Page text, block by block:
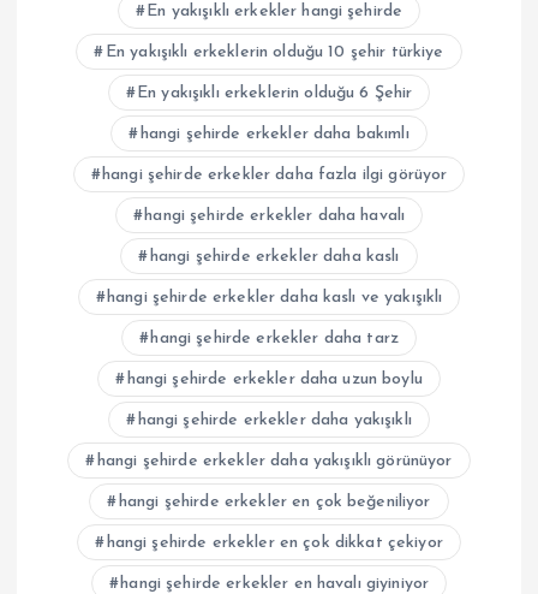
En yakışıklı erkekler hangi şehirde
En yakışıklı erkeklerin olduğu 10 şehir türkiye
En yakışıklı erkeklerin olduğu 6 Şehir
hangi şehirde erkekler daha bakımlı
hangi şehirde erkekler daha fazla ilgi görüyor
hangi şehirde erkekler daha havalı
hangi şehirde erkekler daha kaslı
hangi şehirde erkekler daha kaslı ve yakışıklı
hangi şehirde erkekler daha tarz
hangi şehirde erkekler daha uzun boylu
hangi şehirde erkekler daha yakışıklı
hangi şehirde erkekler daha yakışıklı görünüyor
hangi şehirde erkekler en çok beğeniliyor
hangi şehirde erkekler en çok dikkat çekiyor
hangi şehirde erkekler en havalı giyiniyor